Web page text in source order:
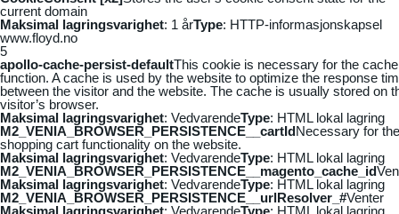
current domain
Maksimal lagringsvarighet: 1 årType: HTTP-informasjonskapsel
www.floyd.no
5
apollo-cache-persist-defaultThis cookie is necessary for the cache
function. A cache is used by the website to optimize the response
between the visitor and the website. The cache is usually stored on
visitor’s browser.
Maksimal lagringsvarighet: VedvarendeType: HTML lokal lagring
M2_VENIA_BROWSER_PERSISTENCE__cartIdNecessary for the
shopping cart functionality on the website.
Maksimal lagringsvarighet: VedvarendeType: HTML lokal lagring
M2_VENIA_BROWSER_PERSISTENCE__magento_cache_id
Maksimal lagringsvarighet: VedvarendeType: HTML lokal lagring
M2_VENIA_BROWSER_PERSISTENCE__urlResolver_#Venter
Maksimal lagringsvarighet: VedvarendeType: HTML lokal lagring